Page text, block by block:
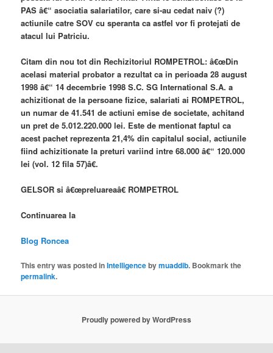
PAS â€“ asociatia salariatilor, care si-au cedat naiv (?)
actiunile catre SOV cu speranta ca astfel vor fi protejati de
atacul lui Patriciu.
Citam din nou tot din Rechizitoriul ROMPETROL: â€œDin
acelasi material probator a rezultat ca in perioada 28 august
1998 â€“ 14 decembrie 1998 S.C. SG International S.A. a
achizitionat de la persoane fizice, salariati ai ROMPETROL,
un numar de 41.541 de actiuni emise de societate, achitand
un pret de 5.012.220.000 lei. Este de mentionat faptul ca
acest pachet reprezenta 21,4% din capitalul social, actiunile
fiind achizitionate la preturi variind intre 68.000 â€“ 120.000
lei (vol. 12 fila 57)â€.
GELSOR si â€œpreluareaâ€ ROMPETROL
Continuarea la
Blog Roncea
This entry was posted inIntelligencebymuaddib. Bookmark the
permalink.
Proudly powered by WordPress